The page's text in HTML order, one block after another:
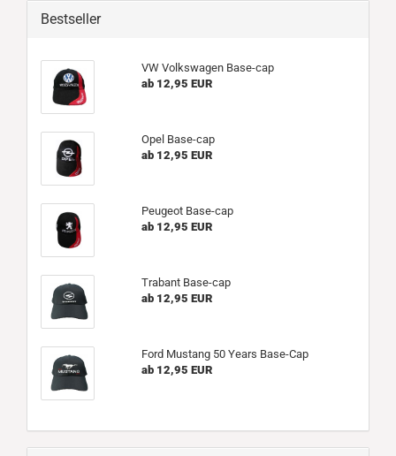
Bestseller
VW Volkswagen Base-cap
ab 12,95 EUR
Opel Base-cap
ab 12,95 EUR
Peugeot Base-cap
ab 12,95 EUR
Trabant Base-cap
ab 12,95 EUR
Ford Mustang 50 Years Base-Cap
ab 12,95 EUR